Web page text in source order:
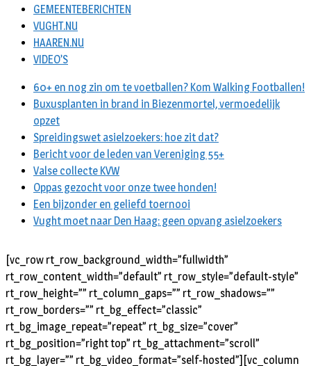
GEMEENTEBERICHTEN
VUGHT.NU
HAAREN.NU
VIDEO’S
60+ en nog zin om te voetballen? Kom Walking Footballen!
Buxusplanten in brand in Biezenmortel, vermoedelijk
opzet
Spreidingswet asielzoekers: hoe zit dat?
Bericht voor de leden van Vereniging 55+
Valse collecte KVW
Oppas gezocht voor onze twee honden!
Een bijzonder en geliefd toernooi
Vught moet naar Den Haag: geen opvang asielzoekers
[vc_row rt_row_background_width=”fullwidth”
rt_row_content_width=”default” rt_row_style=”default-style”
rt_row_height=”” rt_column_gaps=”” rt_row_shadows=””
rt_row_borders=”” rt_bg_effect=”classic”
rt_bg_image_repeat=”repeat” rt_bg_size=”cover”
rt_bg_position=”right top” rt_bg_attachment=”scroll”
rt_bg_layer=”” rt_bg_video_format=”self-hosted”][vc_column